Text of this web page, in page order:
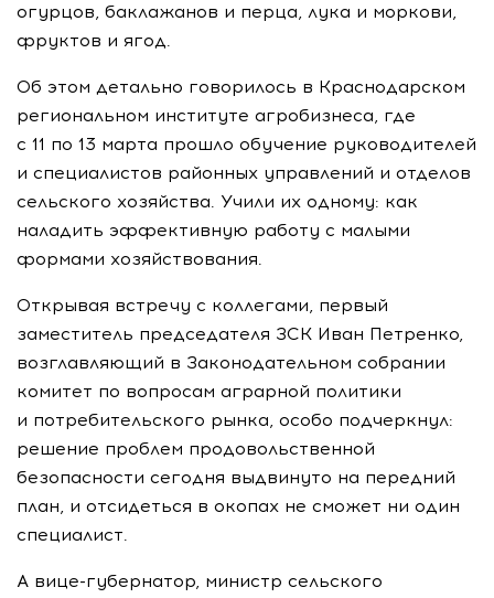
огурцов, баклажанов и перца, лука и моркови,
фруктов и ягод.
Об этом детально говорилось в Краснодарском
региональном институте агробизнеса, где
с 11 по 13 марта прошло обучение руководителей
и специалистов районных управлений и отделов
сельского хозяйства. Учили их одному: как
наладить эффективную работу с малыми
формами хозяйствования.
Открывая встречу с коллегами, первый
заместитель председателя ЗСК Иван Петренко,
возглавляющий в Законодательном собрании
комитет по вопросам аграрной политики
и потребительского рынка, особо подчеркнул:
решение проблем продовольственной
безопасности сегодня выдвинуто на передний
план, и отсидеться в окопах не сможет ни один
специалист.
А вице-губернатор, министр сельского